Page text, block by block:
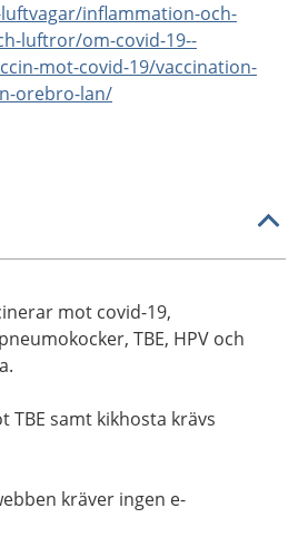
inflammation-och-
luftror/om-covid-19--
mot-covid-19/vaccination-
orebro-lan/
mot covid-19,
TBE, HPV och
TBE samt kikhosta krävs
kräver ingen e-